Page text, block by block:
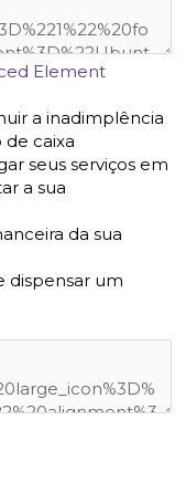
Element
a inadimplência
caixa
seus serviços em
a sua
da sua
dispensar um